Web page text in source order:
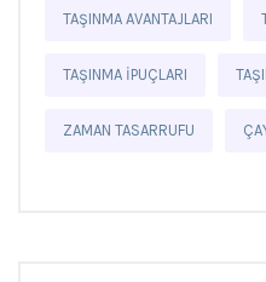
TAŞINMA AVANTAJLARI
TAŞINMA IPUÇLARI
ZAMAN TASARRUFU